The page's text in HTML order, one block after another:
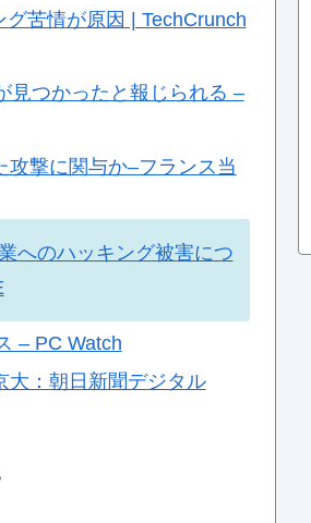
苦情が原因 | TechCrunch
見つかったと報じられる –
攻撃に関与か–フランス当
へのハッキング被害につ
– PC Watch
：朝日新聞デジタル